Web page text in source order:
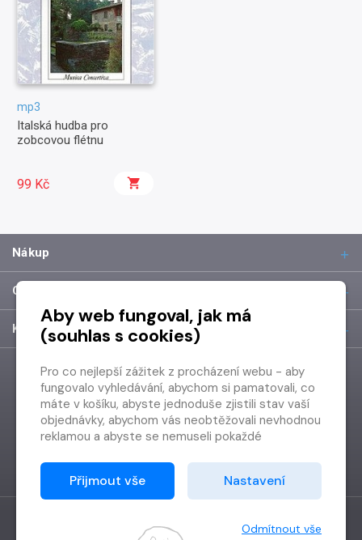
mp3
Italská hudba pro
zobcovou flétnu
99 Kč
Nákup
O společnosti
Kontakt
Aby web fungoval, jak má
(souhlas s cookies)
Pro co nejlepší zážitek z procházení webu - aby
fungovalo vyhledávání, abychom si pamatovali, co
máte v košíku, abyste jednoduše zjistili stav vaší
objednávky, abychom vás neobtěžovali nevhodnou
reklamou a abyste se nemuseli pokaždé
Proto od vás potřebujeme souhlas se
zpracováním souborů cookies
Děkujeme, že nám ho dáte a pomůžete nám tak
Přijmout vše Nastavení
Odmítnout vše